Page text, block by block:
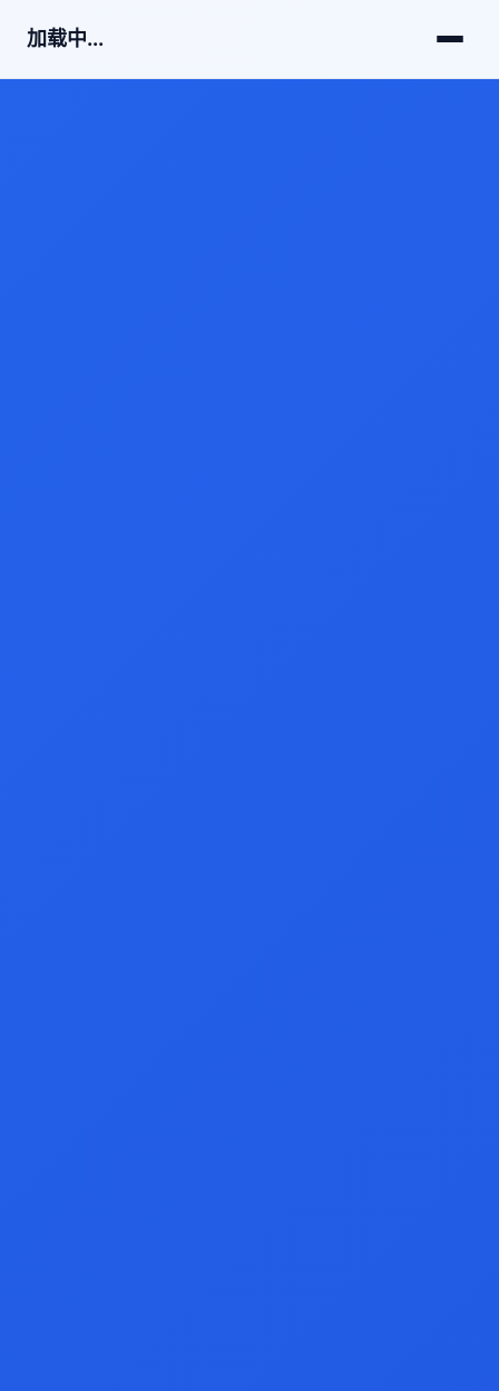
加载中...